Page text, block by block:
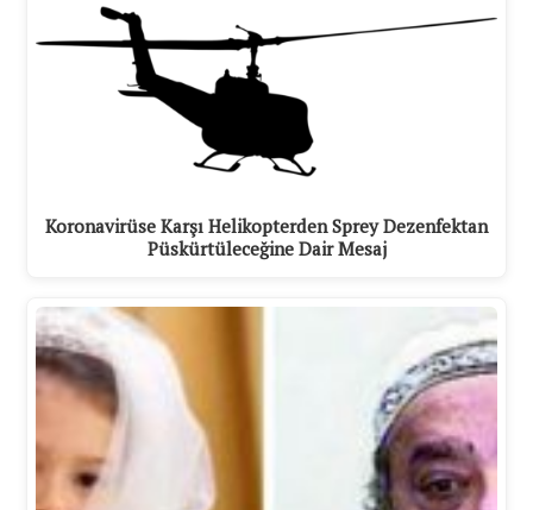
Koronavirüse Karşı Helikopterden Sprey Dezenfektan
Püskürtüleceğine Dair Mesaj